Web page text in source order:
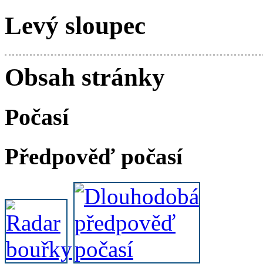
Levý sloupec
Obsah stránky
Počasí
Předpověď počasí